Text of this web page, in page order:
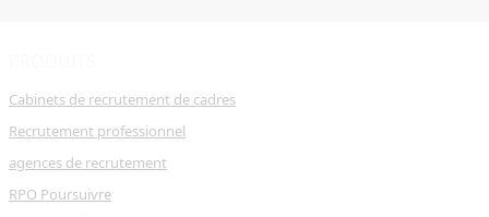
Cabinets de recrutement de cadres
Recrutement professionnel
agences de recrutement
RPO Poursuivre